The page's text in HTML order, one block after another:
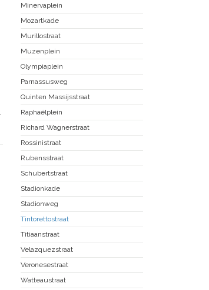
Minervaplein
Mozartkade
Murillostraat
Muzenplein
Olympiaplein
Parnassusweg
Quinten Massijsstraat
Raphaëlplein
Richard Wagnerstraat
Rossinistraat
Rubensstraat
Schubertstraat
Stadionkade
Stadionweg
Tintorettostraat
Titiaanstraat
Velazquezstraat
Veronesestraat
Watteaustraat